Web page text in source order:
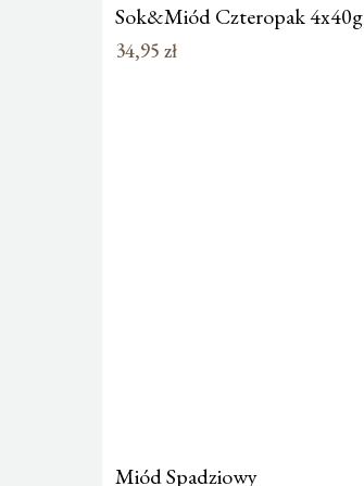
Sok&Miód Czteropak 4x40g
34,95 zł
Miód Spadziowy